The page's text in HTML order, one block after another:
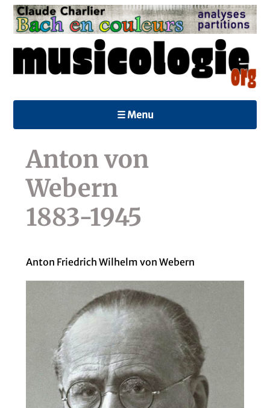
☰ Menu
Anton von
Webern
1883-1945
Anton Friedrich Wilhelm von Webern